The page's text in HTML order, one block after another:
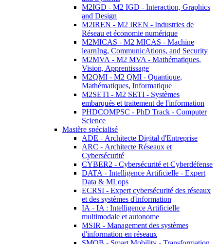
M2IGD - M2 IGD - Interaction, Graphics
and Design
M2IREN - M2 IREN - Industries de
Réseau et économie numérique
M2MICAS - M2 MICAS - Machine
learnIng, CommunicAtions, and Security
M2MVA - M2 MVA - Mathématiques,
Vision, Apprentissage
M2QMI - M2 QMI - Quantique,
Mathématiques, Informatique
M2SETI - M2 SETI - Systèmes
embarqués et traitement de l'information
PHDCOMPSC - PhD Track - Computer
Science
Mastère spécialisé
ADE - Architecte Digital d'Entreprise
ARC - Architecte Réseaux et
Cybersécurité
CYBER2 - Cybersécurité et Cyberdéfense
DATA - Intelligence Artificielle - Expert
Data & MLops
ECRSI - Expert cybersécurité des réseaux
et des systèmes d'information
IA - IA : Intelligence Artificielle
multimodale et autonome
MSIR - Management des systèmes
d'information en réseaux